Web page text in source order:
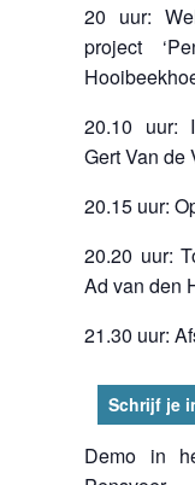
20 uur:
project
20.10 uur:
Gert Van de
20.15 uur:
20.20 uur:
Ad van den
21.30 uur:
Schrijf je
Demo in